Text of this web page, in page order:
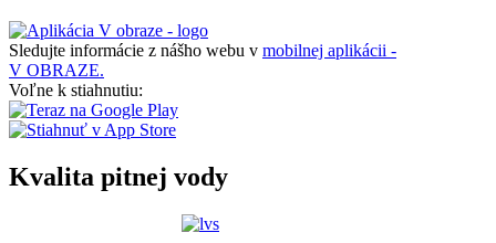
Sledujte informácie z nášho webu v mobilnej aplikácii -
V OBRAZE.
Voľne k stiahnutiu:
Kvalita pitnej vody